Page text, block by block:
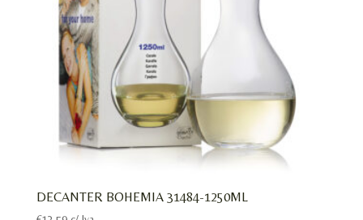
DECANTER BOHEMIA 31484-1250ML